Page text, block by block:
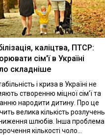
каліцтва, ПТСР:
сім'ї в Україні
складніше
і криза в Україні не
створенню міцної сім'ї та
народити дитину. Про це
велика кількість розлучень
шлюбів. Інша проблема
кількості чоло...